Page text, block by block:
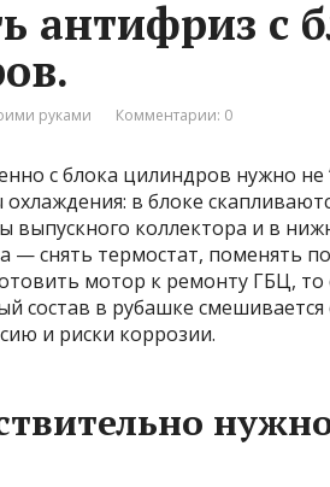
антифриз с
руками Комментарии: 0
с блока цилиндров нужно
в блоке
выпускного коллектора и в
— снять термостат, поменять
мотор к ремонту ГБЦ, то
состав в рубашке
и риски коррозии.